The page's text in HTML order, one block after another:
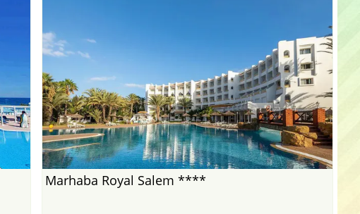
Marhaba Royal Salem ****